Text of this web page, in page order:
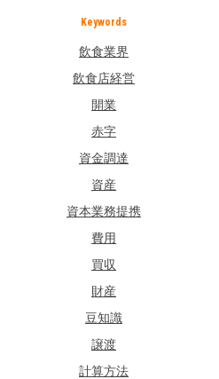
Keywords
飲食業界
飲食店経営
開業
赤字
資金調達
資産
資本業務提携
費用
買収
財産
豆知識
譲渡
計算方法